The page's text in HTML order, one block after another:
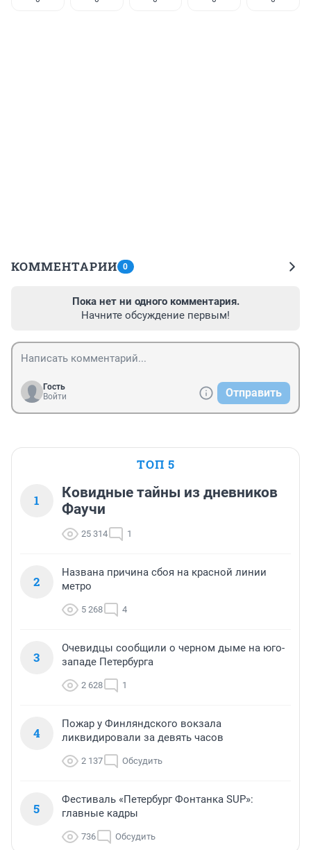
КОММЕНТАРИИ 0
Пока нет ни одного комментария.
Начните обсуждение первым!
Гость
Войти
Отправить
ТОП 5
1
Ковидные тайны из дневников
Фаучи
25 314 1
2
Названа причина сбоя на красной линии
метро
5 268 4
3
Очевидцы сообщили о черном дыме на юго-
западе Петербурга
2 628 1
4
Пожар у Финляндского вокзала
ликвидировали за девять часов
2 137 Обсудить
5
Фестиваль «Петербург Фонтанка SUP»:
главные кадры
736 Обсудить